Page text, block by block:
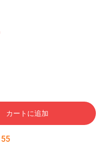
カートに追加
54